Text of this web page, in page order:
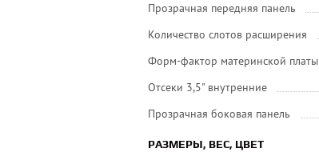
Прозрачная передняя панель
Количество слотов расширения
Форм-фактор материнской платы
Отсеки 3,5" внутренние
Прозрачная боковая панель
РАЗМЕРЫ, ВЕС, ЦВЕТ